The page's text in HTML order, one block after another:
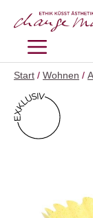
Inhalt
MENÜ
Start / Wohnen /